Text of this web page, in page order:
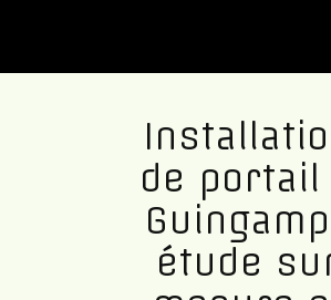
de portail
étude